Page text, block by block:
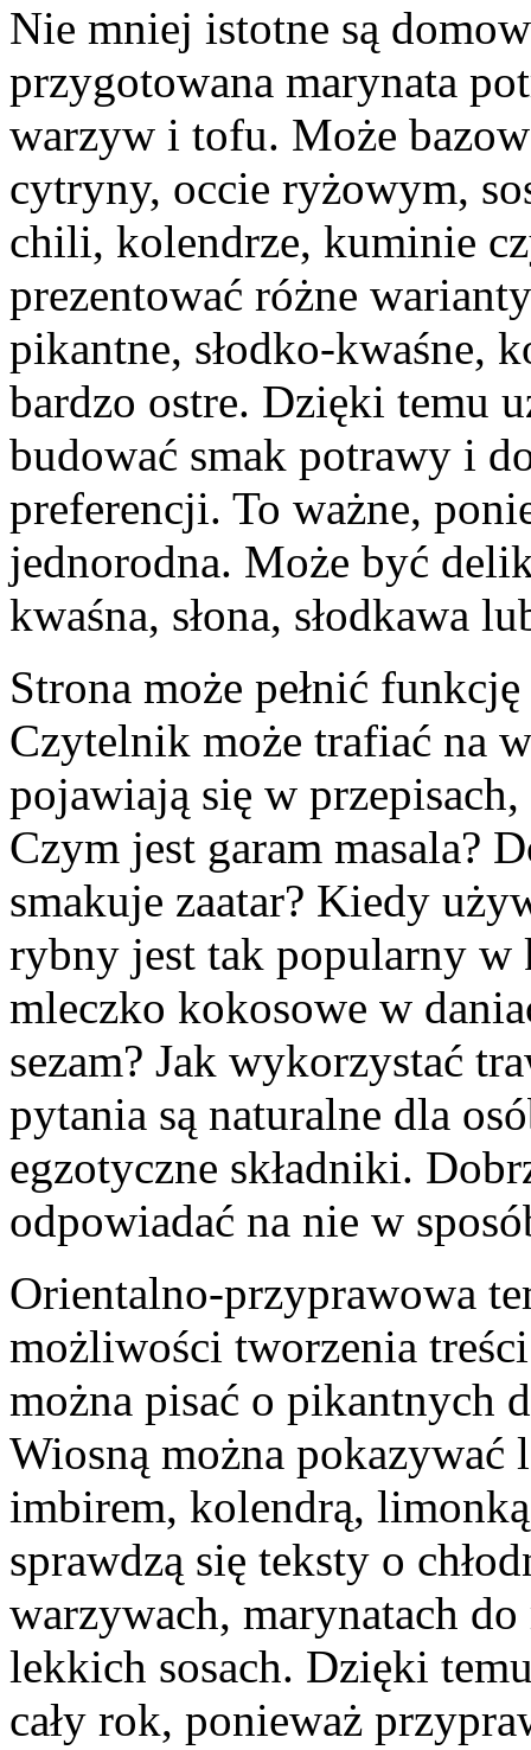
Nie mniej istotne są
przygotowana marynata
warzyw i tofu. Może
cytryny, occie ryżowym,
chili, kolendrze, kuminie
prezentować różne
pikantne, słodko-kwaśne,
bardzo ostre. Dzięki temu
budować smak potrawy i
preferencji. To ważne,
jednorodna. Może być
kwaśna, słona, słodkawa
Strona może pełnić
Czytelnik może trafiać na
pojawiają się w
Czym jest garam masala?
smakuje zaatar? Kiedy
rybny jest tak popularny w
mleczko kokosowe w
sezam? Jak wykorzystać
pytania są naturalne dla
egzotyczne składniki.
odpowiadać na nie w
Orientalno-przyprawowa
możliwości tworzenia
można pisać o pikantnych
Wiosną można pokazywać
imbirem, kolendrą,
sprawdzą się teksty o
warzywach, marynatach
lekkich sosach. Dzięki
cały rok, ponieważ